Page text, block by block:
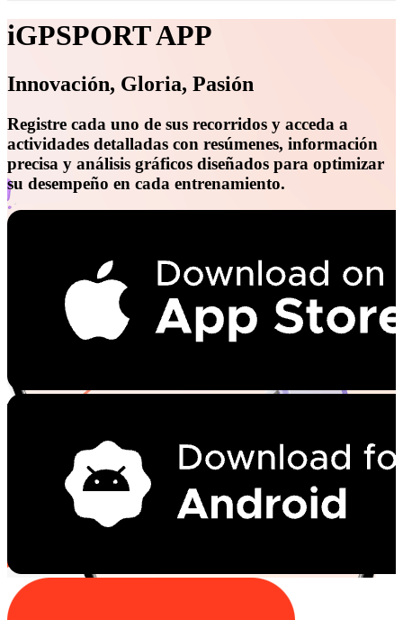
iGPSPORT APP
Innovación, Gloria, Pasión
Registre cada uno de sus recorridos y acceda a
actividades detalladas con resúmenes, información
precisa y análisis gráficos diseñados para optimizar
su desempeño en cada entrenamiento.